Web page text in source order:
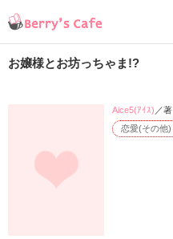
お嬢様とお坊っちゃま!?
恋愛(その他)
Aice5(ｱｲｽ) ／著